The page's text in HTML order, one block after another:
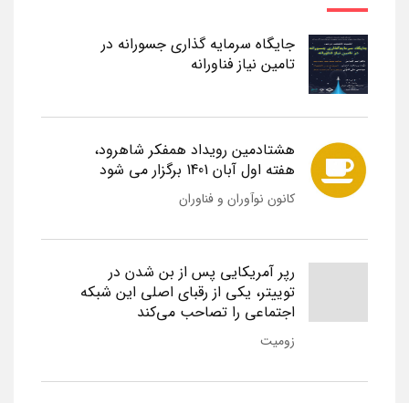
جایگاه سرمایه گذاری جسورانه در
تامین نیاز فناورانه
هشتادمین رویداد همفکر شاهرود،
هفته اول آبان 1401 برگزار می شود
کانون نوآوران و فناوران
رپر آمریکایی پس از بن شدن در
توییتر، یکی از رقبای اصلی این شبکه
اجتماعی را تصاحب می‌کند
زومیت